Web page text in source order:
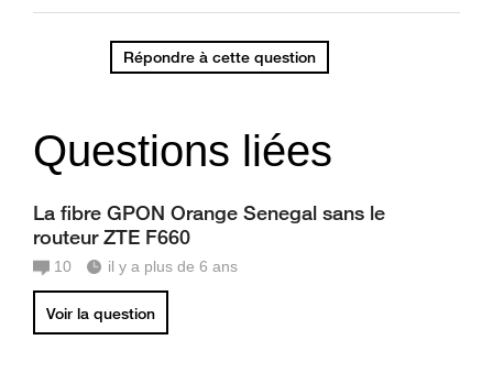
Répondre à cette question
Questions liées
La fibre GPON Orange Senegal sans le
routeur ZTE F660
10 il y a plus de 6 ans
Voir la question